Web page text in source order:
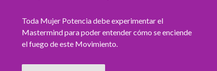
Toda Mujer Potencia debe experimentar el
Mastermind para poder entender cómo se enciende
el fuego de este Movimiento.